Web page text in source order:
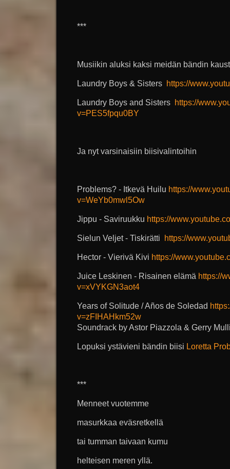
***
Musiikin aluksi kaksi meidän bändin
Laundry Boys & Sisters https://
Laundry Boys and Sisters https://
v=PES5fpqu0BY
Ja nyt varsinaisiin biisivalintoihin
Problems? - Itkevä Huilu https://
v=WeYb0mwl5Ow
Jippu - Saviruukku https://
Sielun Veljet - Tiskirätti https://
Hector - Vierivä Kivi https://
Juice Leskinen - Risainen elämä https://
v=xVYKGN3aot4
Years of Solitude / Años de Soledad
v=zFIHAHkm52w
Soundrack by Astor Piazzola & Gerry
Lopuksi ystävieni bändin biisi Loretta
***
Menneet vuotemme
masurkkaa eväsretkellä
tai tumman taivaan kumu
helteisen meren yllä.